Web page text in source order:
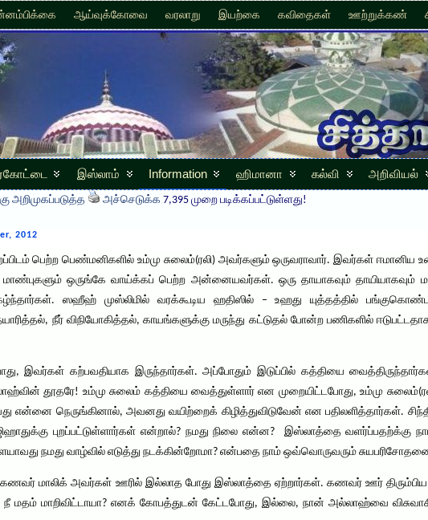
ஆய்வுக்கோவை வரலாறு இயற்கை கவிதைகள் ஊற்றுக்கண்
இஸ்லாம் Information ஹிமானா கல்வி அறிவியல்
அச்செடுக்க 7,395 முறை படிக்கப்பட்டுள்ளது!
2012
பெற்ற பெண்மனிகளில் உம்மு சுலைம்(ரலி) அவர்களும் ஒருவராவார். இவர்கள் ஈமானிய
ஒருங்கே வாய்க்கப் பெற்ற அன்னையவர்கள். ஒரு தாயாகவும் தாயியாகவும்
ஸஹீஹ் முஸ்லிமில் வரக்கூடிய ஹதிஸில் – உஹது யுத்தத்தில்
நீர் விநியோகித்தல், காயங்களுக்கு மருந்து கட்டுதல் போன்ற பணிகளில்
இவர்கள் கற்பவதியாக இருந்தார்கள். அப்போதும் இடுப்பில் கத்தியை
தூதரே! உம்மு சுலைம் கத்தியை வைத்துள்ளார் என முறையிட்டபோது, உம்மு
என்னை நெருங்கினால், அவனது வயிற்றைக் கிழித்துவிடுவேன் என பதிலளித்தார்கள்.
புறப்பட்டுள்ளார்கள் என்றால்? நமது நிலை என்ன? இஸ்லாத்தை வளர்ப்பதற்க்கு
நமது வாழ்வில் எடுத்து நடக்கின்றோமா? என்பதை நாம் ஒவ்வொருவரும்
மாலிக் அவர்கள் ஊரில் இல்லாத போது இஸ்லாத்தை ஏற்றார்கள். கணவர் ஊர் திரும்பிய
நீ மதம் மாறிவிட்டாயா? எனக் கோபத்துடன் கேட்டபோது, இல்லை, நான் அல்லாஹ்வை